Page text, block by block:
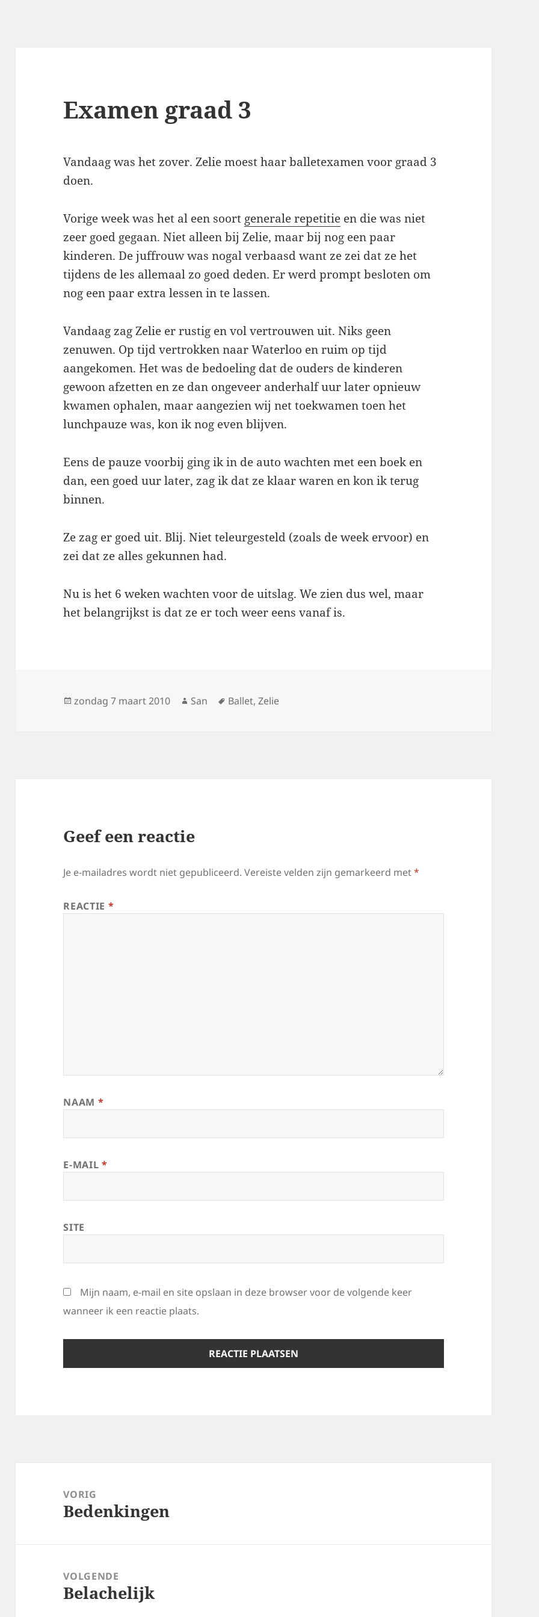
Examen graad 3
Vandaag was het zover. Zelie moest haar balletexamen voor graad 3
doen.
Vorige week was het al een soort generale repetitie en die was niet
zeer goed gegaan. Niet alleen bij Zelie, maar bij nog een paar
kinderen. De juffrouw was nogal verbaasd want ze zei dat ze het
tijdens de les allemaal zo goed deden. Er werd prompt besloten om
nog een paar extra lessen in te lassen.
Vandaag zag Zelie er rustig en vol vertrouwen uit. Niks geen
zenuwen. Op tijd vertrokken naar Waterloo en ruim op tijd
aangekomen. Het was de bedoeling dat de ouders de kinderen
gewoon afzetten en ze dan ongeveer anderhalf uur later opnieuw
kwamen ophalen, maar aangezien wij net toekwamen toen het
lunchpauze was, kon ik nog even blijven.
Eens de pauze voorbij ging ik in de auto wachten met een boek en
dan, een goed uur later, zag ik dat ze klaar waren en kon ik terug
binnen.
Ze zag er goed uit. Blij. Niet teleurgesteld (zoals de week ervoor) en
zei dat ze alles gekunnen had.
Nu is het 6 weken wachten voor de uitslag. We zien dus wel, maar
het belangrijkst is dat ze er toch weer eens vanaf is.
Geplaatst
zondag 7 maart 2010 Auteur
San Tags
Ballet,Zelie
Geef een reactie
Je e-mailadres wordt niet gepubliceerd. Vereiste velden zijn gemarkeerd met*
REACTIE *
NAAM *
E-MAIL *
SITE
Mijn naam, e-mail en site opslaan in deze browser voor de volgende keer
wanneer ik een reactie plaats.
navigatieVORIG
Vorig
Bedenkingen
VOLGENDE
Volgend
Belachelijk